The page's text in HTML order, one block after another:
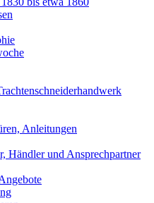
Anleitungen
Händler und Ansprechpartner